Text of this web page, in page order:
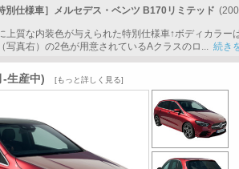
別仕様車］メルセデス・ベンツ B170リミテッド
上質な内装色が与えられた特別仕様車↑ボディカラ
写真右）の2色が用意されているAクラスのロ... 続き
-生産中) [もっと詳しく見る]